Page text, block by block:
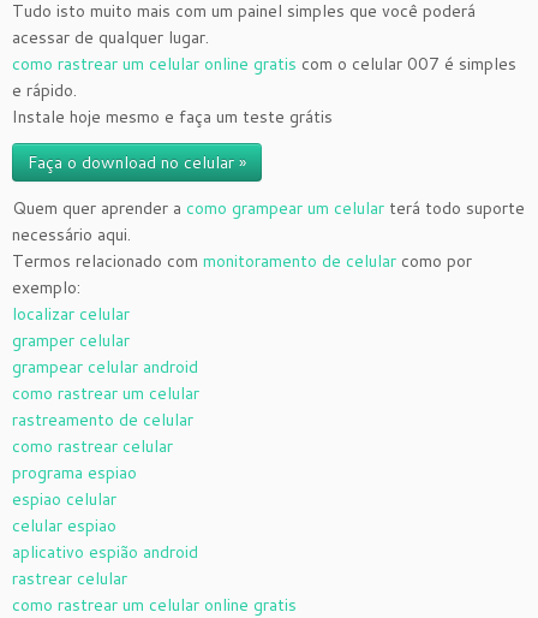
Tudo isto muito mais com um painel simples que você poderá
acessar de qualquer lugar.
como rastrear um celular online gratis com o celular 007 é simples
e rápido.
Instale hoje mesmo e faça um teste grátis
Faça o download no celular »
Quem quer aprender a como grampear um celular terá todo suporte
necessário aqui.
Termos relacionado com monitoramento de celular como por
exemplo:
localizar celular
gramper celular
grampear celular android
como rastrear um celular
rastreamento de celular
como rastrear celular
programa espiao
espiao celular
celular espiao
aplicativo espião android
rastrear celular
como rastrear um celular online gratis